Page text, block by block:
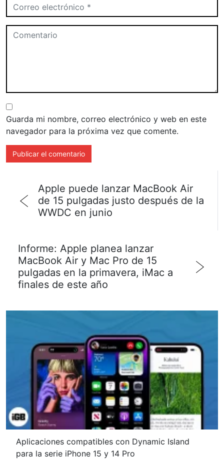
Guarda mi nombre, correo electrónico y web en este
navegador para la próxima vez que comente.
Apple puede lanzar MacBook Air
de 15 pulgadas justo después de la
WWDC en junio
Informe: Apple planea lanzar
MacBook Air y Mac Pro de 15
pulgadas en la primavera, iMac a
finales de este año
Aplicaciones compatibles con Dynamic Island
para la serie iPhone 15 y 14 Pro